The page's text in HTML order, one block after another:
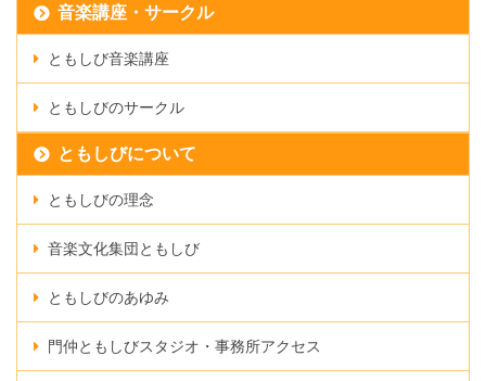
音楽講座・サークル
ともしび音楽講座
ともしびのサークル
ともしびについて
ともしびの理念
音楽文化集団ともしび
ともしびのあゆみ
門仲ともしびスタジオ・事務所アクセス